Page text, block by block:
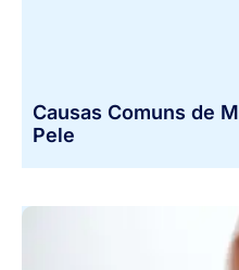
Causas Comuns de
Pele